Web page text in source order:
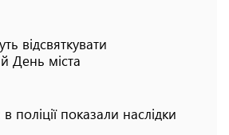
відсвяткувати
День міста
поліції показали наслідки